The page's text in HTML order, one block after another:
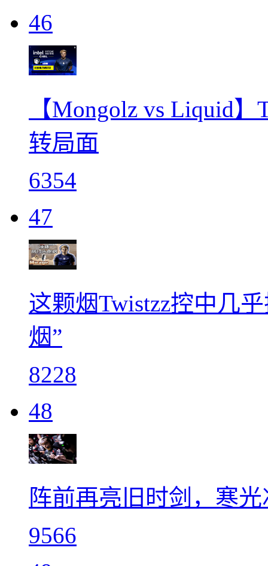
46
【Mongolz vs Liquid
转局面
6354
47
这颗烟Twistzz控中几
烟”
8228
48
阵前再亮旧时剑，寒
9566